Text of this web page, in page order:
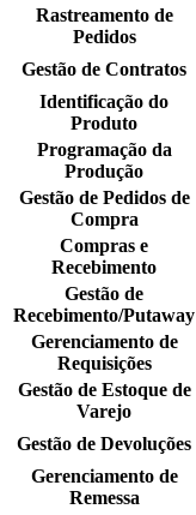
Rastreamento de
Pedidos
Gestão de Contratos
Identificação do
Produto
Programação da
Produção
Gestão de Pedidos de
Compra
Compras e
Recebimento
Gestão de
Recebimento/Putaway
Gerenciamento de
Requisições
Gestão de Estoque de
Varejo
Gestão de Devoluções
Gerenciamento de
Remessa